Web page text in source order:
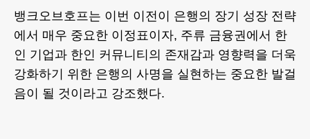
뱅크오브호프는 이번 이전이 은행의 장기 성장 전략
에서 매우 중요한 이정표이자, 주류 금융권에서 한
인 기업과 한인 커뮤니티의 존재감과 영향력을 더욱
강화하기 위한 은행의 사명을 실현하는 중요한 발걸
음이 될 것이라고 강조했다.